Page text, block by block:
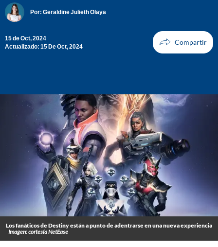
Por: Geraldine Julieth Olaya
15 de Oct, 2024
Actualizado: 15 De Oct, 2024
Los fanáticos de Destiny están a punto de adentrarse en una nueva experiencia
Imagen: cortesía NetEase